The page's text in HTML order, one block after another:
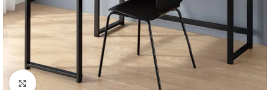
Натисніть, щоб збільшити